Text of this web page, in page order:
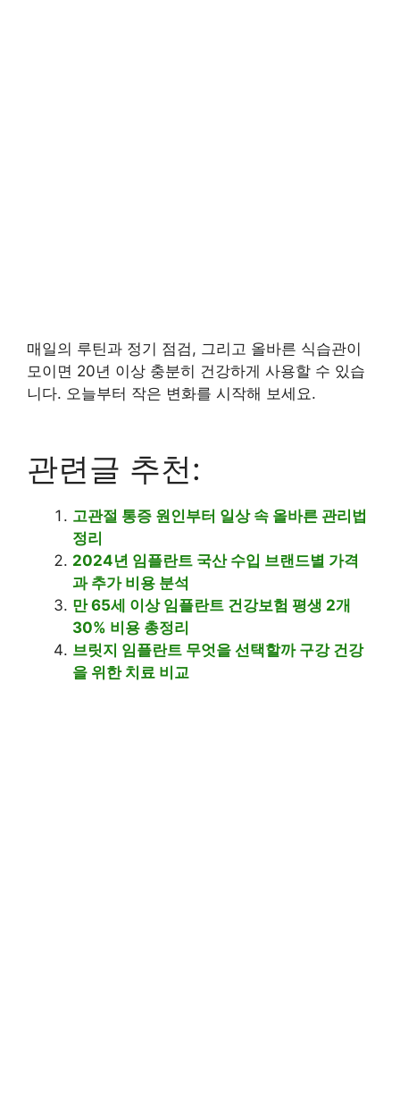
매일의 루틴과 정기 점검, 그리고 올바른 식습관이
모이면 20년 이상 충분히 건강하게 사용할 수 있습
니다. 오늘부터 작은 변화를 시작해 보세요.
관련글 추천:
고관절 통증 원인부터 일상 속 올바른 관리법
정리
2024년 임플란트 국산 수입 브랜드별 가격
과 추가 비용 분석
만 65세 이상 임플란트 건강보험 평생 2개
30% 비용 총정리
브릿지 임플란트 무엇을 선택할까 구강 건강
을 위한 치료 비교